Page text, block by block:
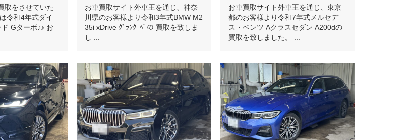
取をさせていた
令和4年式ダイ
Gターボ♪♪ お
お車買取サイト外車王を通じ、神奈
川県のお客様より令和3年式BMW M2
35i xDrive ｸﾞﾗﾝｸｰﾍﾟの 買取を致しま
し ...
お車買取サイト外車王を通じ、東京
都のお客様より令和7年式メルセデ
ス・ベンツ Aクラスセダン A200dの
買取を致しました。 ...